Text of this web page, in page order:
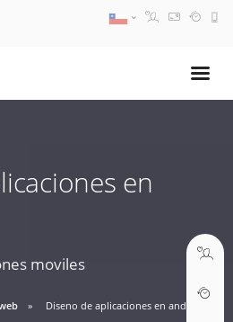
en
moviles
Diseno de aplicaciones en android
A 18:30 PM
ABRIR TICKET